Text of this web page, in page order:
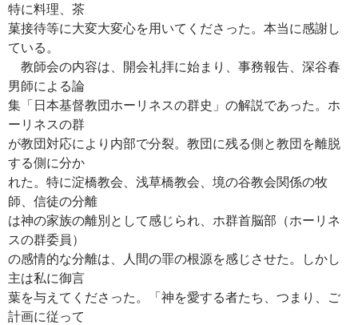
特に料理、茶
菓接待等に大変大変心を用いてくださった。本当に感謝し
ている。
教師会の内容は、開会礼拝に始まり、事務報告、深谷春
男師による論
集「日本基督教団ホーリネスの群史」の解説であった。ホ
ーリネスの群
が教団対応により内部で分裂。教団に残る側と教団を離脱
する側に分か
れた。特に淀橋教会、浅草橋教会、境の谷教会関係の牧
師、信徒の分離
は神の家族の離別として感じられ、ホ群首脳部（ホーリネ
スの群委員）
の感情的な分離は、人間の罪の根源を感じさせた。しかし
主は私に御言
葉を与えてくださった。「神を愛する者たち、つまり、ご
計画に従って